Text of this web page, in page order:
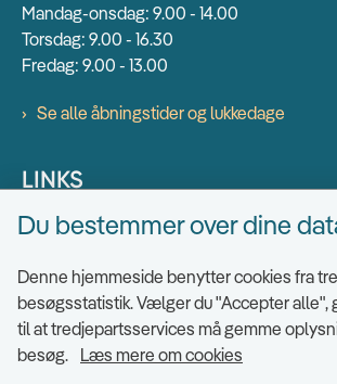
Mandag-onsdag: 9.00 - 14.00
Torsdag: 9.00 - 16.30
Fredag: 9.00 - 13.00
Se alle åbningstider og lukkedage
LINKS
Find EAN numre
Tilgængelighedserklæring
Cookies
Ris og ros til hjemmesiden
Du bestemmer over dine
Denne hjemmeside benytter cookies fra
besøgsstatistik. Vælger du "Accepter alle",
til at tredjepartsservices må gemme
besøg. Læs mere om cookies